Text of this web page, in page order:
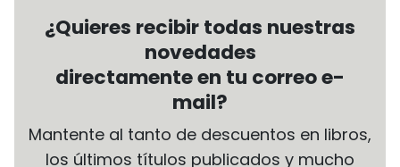
¿Quieres recibir todas nuestras
novedades
directamente en tu correo e-
mail?
Mantente al tanto de descuentos en libros,
los últimos títulos publicados y mucho